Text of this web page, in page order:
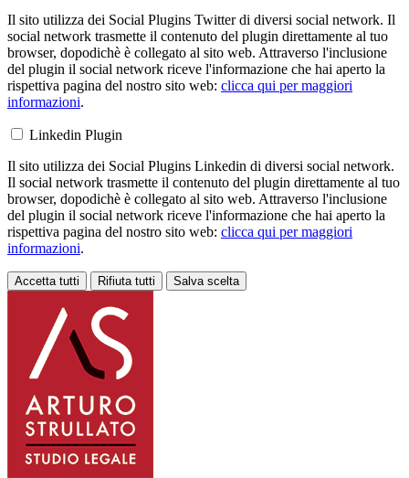
Il sito utilizza dei Social Plugins Twitter di diversi social network. Il
social network trasmette il contenuto del plugin direttamente al tuo
browser, dopodichè è collegato al sito web. Attraverso l'inclusione
del plugin il social network riceve l'informazione che hai aperto la
rispettiva pagina del nostro sito web: clicca qui per maggiori
informazioni.
Linkedin Plugin
Il sito utilizza dei Social Plugins Linkedin di diversi social network.
Il social network trasmette il contenuto del plugin direttamente al tuo
browser, dopodichè è collegato al sito web. Attraverso l'inclusione
del plugin il social network riceve l'informazione che hai aperto la
rispettiva pagina del nostro sito web: clicca qui per maggiori
informazioni.
Accetta tutti Rifiuta tutti Salva scelta